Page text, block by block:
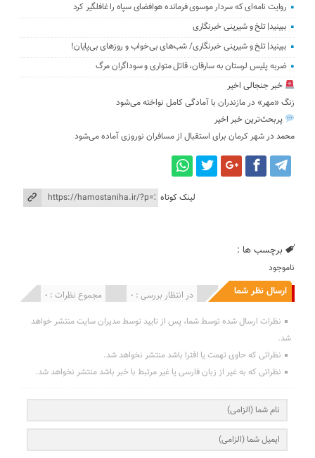
روایت نامه‌ای که سردار موسوی فرمانده هوافضای سپاه را غافلگیر کرد
ببینید| تلخ و شیرینی خبرنگاری
ببینید| تلخ و شیرینی خبرنگاری/‌ شب‌های بی‌خواب و روزهای بی‌پایان!
ضربه پلیس لرستان به سارقان، قاتل متواری و سوداگران مرگ
خبر جنجالی اخیر
زنگ «مهر» در مازندران با آمادگی کامل نواخته می‌شود
پربحث‌ترین خبر اخیر
محمد درشهر کرمان برای استقبال از مسافران نوروزی آماده می‌شود
لینک کوتاه
برچسب ها :
ناموجود
ارسال نظر شما مجموع نظرات : 0 در انتظار بررسی : 0 انتشار یافته : 0
نظرات ارسال شده توسط شما، پس از تایید توسط مدیران سایت منتشر خواهد
شد.
نظراتی که حاوی تهمت یا افترا باشد منتشر نخواهد شد.
نظراتی که به غیر از زبان فارسی یا غیر مرتبط با خبر باشد منتشر نخواهد شد.